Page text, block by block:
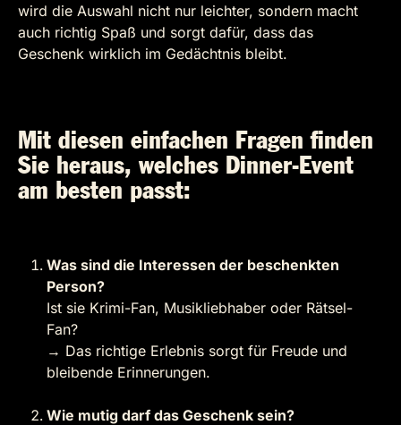
wird die Auswahl nicht nur leichter, sondern macht
auch richtig Spaß und sorgt dafür, dass das
Geschenk wirklich im Gedächtnis bleibt.
Mit diesen einfachen Fragen finden
Sie heraus, welches Dinner-Event
am besten passt:
Was sind die Interessen der beschenkten
Person?
Ist sie Krimi-Fan, Musikliebhaber oder Rätsel-
Fan?
→ Das richtige Erlebnis sorgt für Freude und
bleibende Erinnerungen.
Wie mutig darf das Geschenk sein?